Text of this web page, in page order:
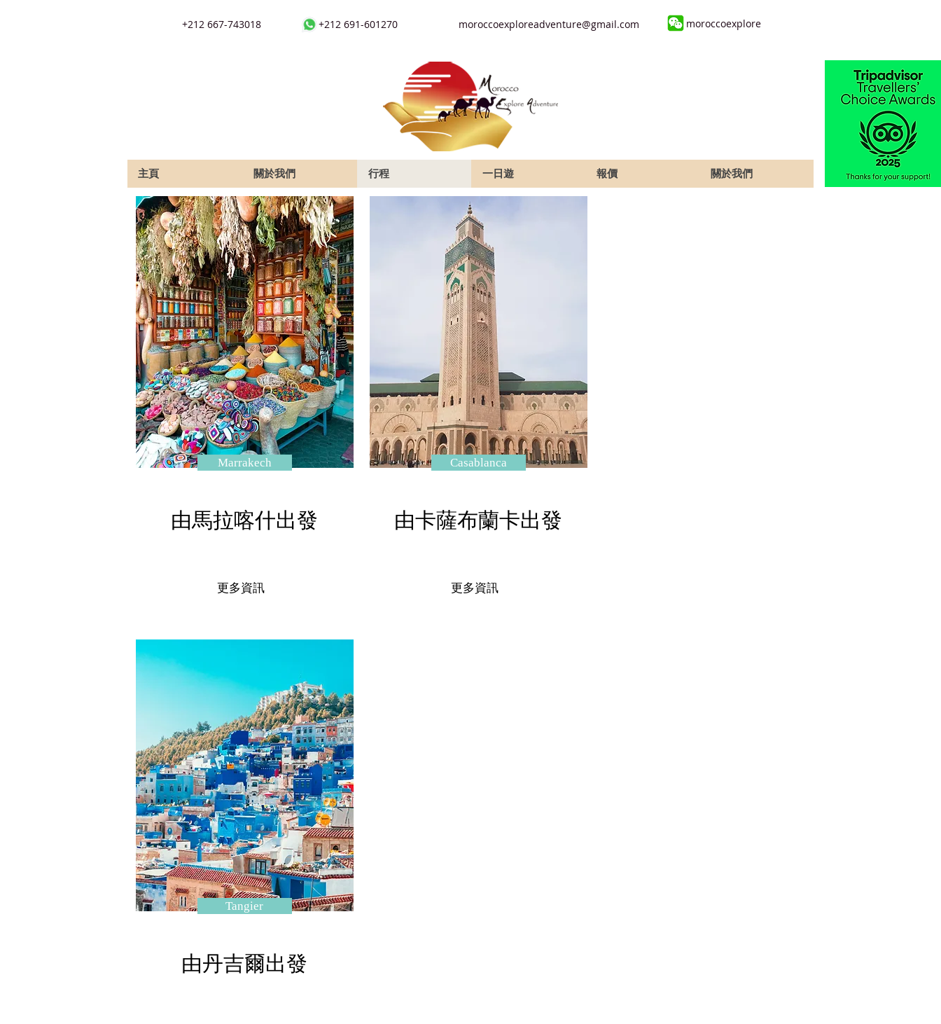
+212 667-743018 +212 691-601270 moroccoexploreadventure@gmail.com moroccoexplore
主頁 關於我們 行程 一日遊 報價 關於我們
Marrakech
由馬拉喀什出發
更多資訊
Tangier
由丹吉爾出發
Casablanca
由卡薩布蘭卡出發
更多資訊